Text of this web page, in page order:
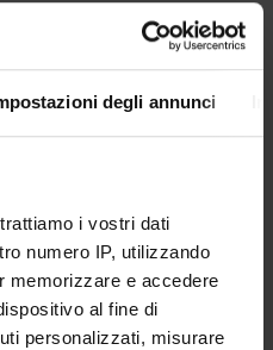
degli annunci
trattiamo i vostri dati
numero IP, utilizzando
memorizzare e accedere
al fine di
personalizzati, misurare